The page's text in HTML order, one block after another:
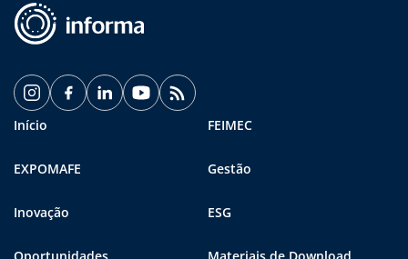
Início FEIMEC
EXPOMAFE Gestão
Inovação ESG